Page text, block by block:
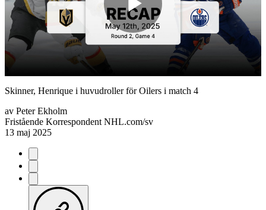
Play
Video
Skinner, Henrique i huvudroller för Oilers i match 4
av Peter Ekholm
Fristående Korrespondent NHL.com/sv
13 maj 2025